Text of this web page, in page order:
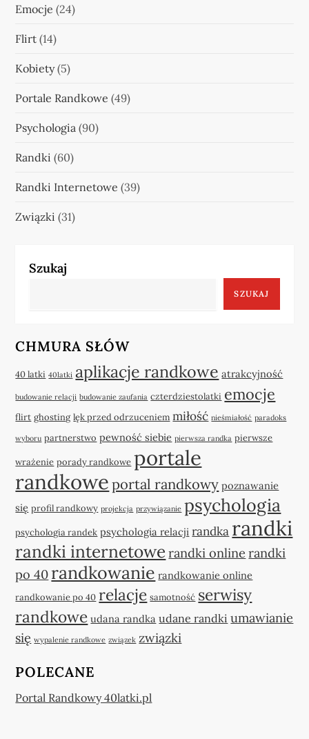
Emocje (24)
Flirt (14)
Kobiety(5)
Portale Randkowe (49)
Psychologia (90)
Randki (60)
Randki Internetowe (39)
Związki (31)
Szukaj
SZUKAJ
CHMURA SŁÓW
40 latki 40latki aplikacje randkowe atrakcyjność
budowanie relacji budowanie zaufania czterdziestolatki emocje
flirt ghosting lęk przed odrzuceniem miłość nieśmiałość paradoks
wyboru partnerstwo pewność siebie pierwsza randka pierwsze
wrażenie porady randkowe portale
randkowe portal randkowy poznawanie
się profil randkowy projekcja przywiązanie psychologia
psychologia randek psychologia relacji randka randki
randki internetowe randki online randki
po 40 randkowanie randkowanie online
randkowanie po 40 relacje samotność serwisy
randkowe udana randka udane randki umawianie
się wypalenie randkowe związek związki
POLECANE
Portal Randkowy 40latki.pl